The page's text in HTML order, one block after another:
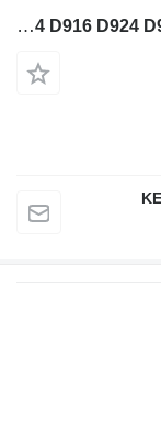
المحرك USED LIEBHERR D904 D906 D914 D916 D924 D926 PARTS BLOCK CYLINDER لـ جرافة ذات عجلات Liebherr D904 NA / D904 T / D904 TB / D906 NA / D906 T / D906 TB / D906 TI / D914 T / D914 TI / D916 T / D916 TI / D924 TE / D924 TI / D924 TIE / D926 T / D926 TE / D926 TI / D926 TIE